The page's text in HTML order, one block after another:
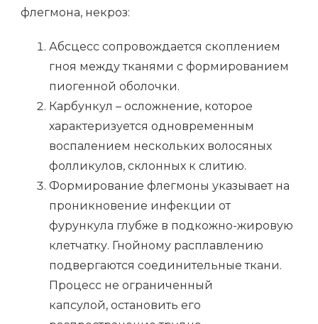
флегмона, некроз:
Абсцесс сопровождается скоплением
гноя между тканями с формированием
пиогенной оболочки.
Карбункул – осложнение, которое
характеризуется одновременным
воспалением нескольких волосяных
фолликулов, склонных к слитию.
Формирование флегмоны указывает на
проникновение инфекции от
фурункула глубже в подкожно-жировую
клетчатку. Гнойному расплавлению
подвергаются соединительные ткани.
Процесс не ограниченный
капсулой, остановить его